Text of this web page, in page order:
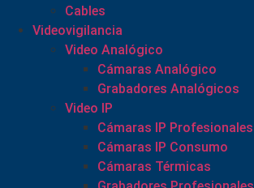
Cables
Videovigilancia
Video Analógico
Cámaras Analógico
Grabadores Analógicos
Video IP
Cámaras IP Profesionales
Cámaras IP Consumo
Cámaras Térmicas